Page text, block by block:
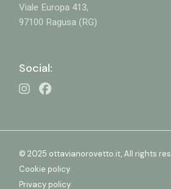
Viale Europa 413,
97100 Ragusa (RG)
Social:
© 2025 ottavianorovetto.it, All rights
Cookie policy
Privacy policy